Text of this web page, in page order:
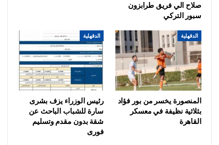
صلاح الي فريق طرابزون
سبور التركي
الدقهلية
المنصورة يخسر من بور فؤاد
بثلاثية نظيفة في معسكر
القاهرة
الدقهلية
رئيس الوزراء يزف بشرى
سارة للشباب الباحث عن
شقة بدون مقدم وتسليم
فورى